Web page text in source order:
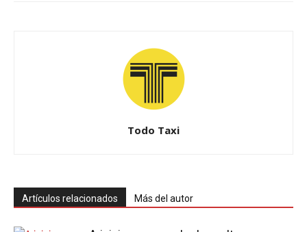
Todo Taxi
Artículos relacionados Más del autor